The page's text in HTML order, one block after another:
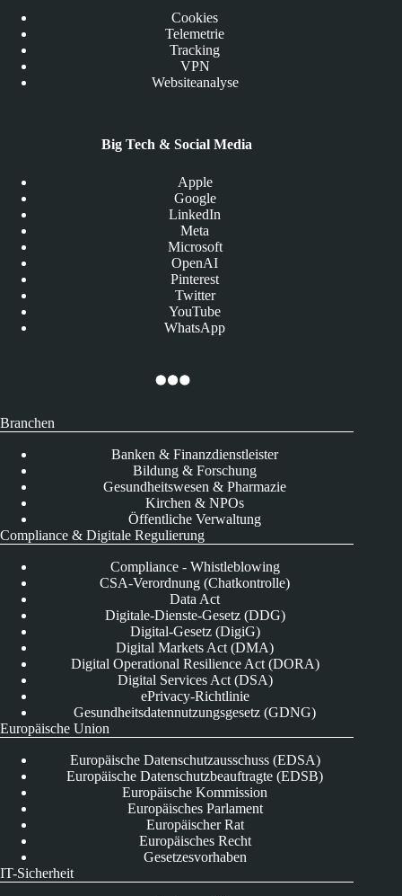
Cookies
Telemetrie
Tracking
VPN
Websiteanalyse
Big Tech & Social Media
Apple
Google
LinkedIn
Meta
Microsoft
OpenAI
Pinterest
Twitter
YouTube
WhatsApp
Branchen
Banken & Finanzdienstleister
Bildung & Forschung
Gesundheitswesen & Pharmazie
Kirchen & NPOs
Öffentliche Verwaltung
Compliance & Digitale Regulierung
Compliance - Whistleblowing
CSA-Verordnung (Chatkontrolle)
Data Act
Digitale-Dienste-Gesetz (DDG)
Digital-Gesetz (DigiG)
Digital Markets Act (DMA)
Digital Operational Resilience Act (DORA)
Digital Services Act (DSA)
ePrivacy-Richtlinie
Gesundheitsdatennutzungsgesetz (GDNG)
Europäische Union
Europäische Datenschutzausschuss (EDSA)
Europäische Datenschutzbeauftragte (EDSB)
Europäische Kommission
Europäisches Parlament
Europäischer Rat
Europäisches Recht
Gesetzesvorhaben
IT-Sicherheit